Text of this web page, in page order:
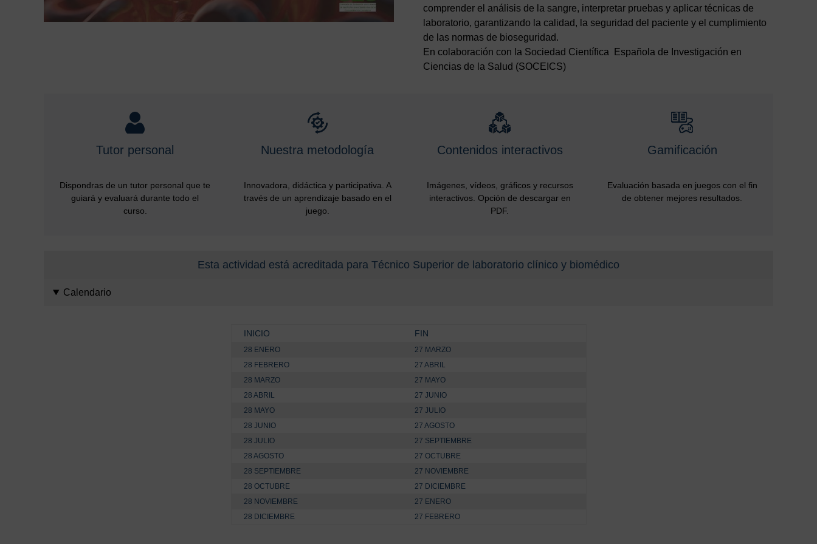
comprender el análisis de la sangre, interpretar pruebas y aplicar técnicas de
laboratorio, garantizando la calidad, la seguridad del paciente y el cumplimiento
de las normas de bioseguridad.
En colaboración con la Sociedad Científica Española de Investigación en
Ciencias de la Salud (SOCEICS)
Tutor personal
Dispondras de un tutor personal que te
guiará y evaluará durante todo el
curso.
Nuestra metodología
Innovadora, didáctica y participativa. A
través de un aprendizaje basado en el
juego.
Contenidos interactivos
Imágenes, vídeos, gráficos y recursos
interactivos. Opción de descargar en
PDF.
Gamificación
Evaluación basada en juegos con el fin
de obtener mejores resultados.
Esta actividad está acreditada para Técnico Superior de laboratorio clínico y biomédico
Calendario
INICIO FIN
28 ENERO
27 MARZO
28 FEBRERO
27 ABRIL
28 MARZO
27 MAYO
28 ABRIL
27 JUNIO
28 MAYO
27 JULIO
28 JUNIO
27 AGOSTO
28 JULIO
27 SEPTIEMBRE
28 AGOSTO
27 OCTUBRE
28 SEPTIEMBRE
27 NOVIEMBRE
28 OCTUBRE
27 DICIEMBRE
28 NOVIEMBRE
27 ENERO
28 DICIEMBRE
27 FEBRERO